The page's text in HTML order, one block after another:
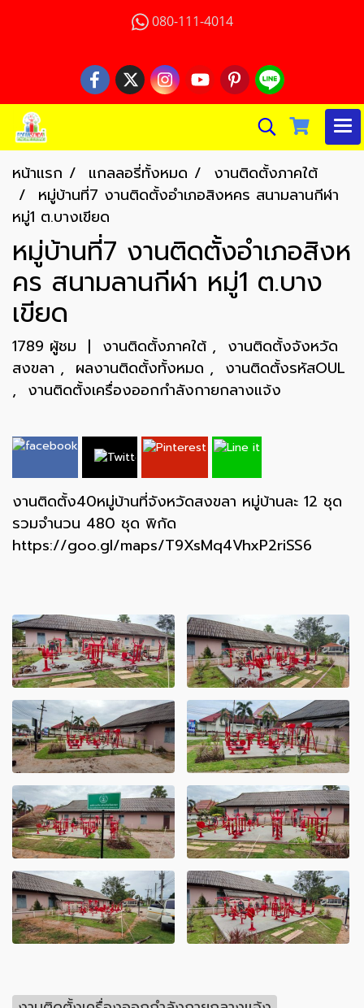
080-111-4014
หน้าแรก แกลลอรี่ทั้งหมด
งานติดตั้งภาคใต้
หมู่บ้านที่7 งานติดตั้งอำเภอสิงหคร สนามลานกีฬา
หมู่1 ต.บางเขียด
หมู่บ้านที่7 งานติดตั้งอำเภอสิงห
คร สนามลานกีฬา หมู่1 ต.บาง
เขียด
1789 ผู้ชม | งานติดตั้งภาคใต้ , งานติดตั้งจังหวัด
สงขลา , ผลงานติดตั้งทั้งหมด , งานติดตั้งรหัสOUL
, งานติดตั้งเครื่องออกกำลังกายกลางแจ้ง
งานติดตั้ง40หมู่บ้านที่จังหวัดสงขลา หมู่บ้านละ 12 ชุด
รวมจำนวน 480 ชุด พิกัด
https://goo.gl/maps/T9XsMq4VhxP2riSS6